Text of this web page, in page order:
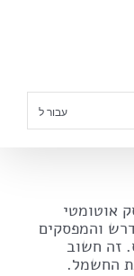
עבור ל
אוטומטי
והמפסקים
זה חשוב
החשמל.